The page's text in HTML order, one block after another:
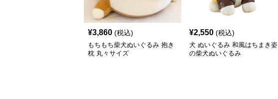
¥3,860 (税込)
もちもち柴犬ぬいぐるみ 抱き
枕 丸々サイズ
¥2,550 (税込)
犬 ぬいぐるみ 和風はちまき姿
の柴犬ぬいぐるみ